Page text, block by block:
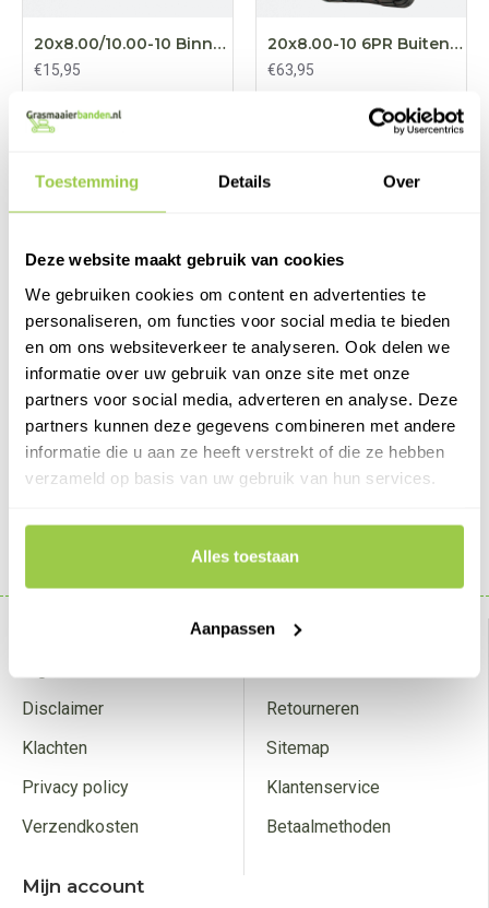
Toestemming Details Over
Deze website maakt gebruik van cookies
We gebruiken cookies om content en advertenties te
personaliseren, om functies voor social media te bieden
en om ons websiteverkeer te analyseren. Ook delen we
informatie over uw gebruik van onze site met onze
partners voor social media, adverteren en analyse. Deze
partners kunnen deze gegevens combineren met andere
informatie die u aan ze heeft verstrekt of die ze hebben
verzameld op basis van uw gebruik van hun services.
Alles toestaan
Aanpassen
20x8.00/10.00-10 Binnenband rechtventiel
€15,95
20x8.00-10 6PR Buitenband BKT
€63,95
BESTELLEN
€139,95
Weergeven 1 t/m 3 van in totaal 3
Disclaimer
Klachten
Privacy policy
Verzendkosten
Klantenservice
Retourneren
Sitemap
Klantenservice
Betaalmethoden
Mijn account